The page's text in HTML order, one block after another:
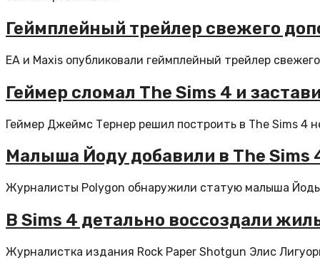
Геймплейный трейлер свежего
EA и Maxis опубликовали геймплейный трейлер
Геймер сломал The Sims 4 и
Геймер Джеймс Тернер решил построить в The Sims 4
Малыша Йоду добавили в The Sims
Журналисты Polygon обнаружили статую малыша
В Sims 4 детально воссоздали
Журналистка издания Rock Paper Shotgun Элис